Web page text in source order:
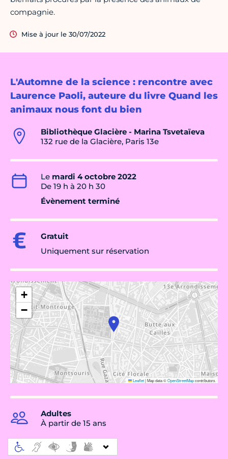
L'Automne de la science : rencontre avec
Laurence Paoli, auteure du livre Quand les
animaux nous font du bien
Bibliothèque Glacière - Marina Tsvetaïeva
132 rue de la Glacière, Paris 13e
Le mardi 4 octobre 2022
De 19 h à 20 h 30
Évènement terminé
Gratuit
Uniquement sur réservation
+
−
Leaflet|Map data ©OpenStreetMapcontributors
Adultes
À partir de 15 ans
compagnie.
Mise à jour le 30/07/2022